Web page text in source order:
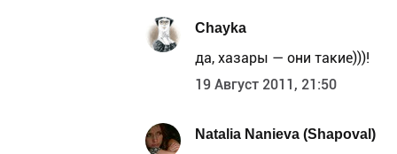
Chayka
да, хазары — они такие)))!
19 Август 2011, 21:50
Natalia Nanieva (Shapoval)